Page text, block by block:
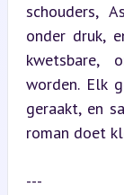
schouders,
onder druk,
kwetsbare,
worden. Elk
geraakt, en
roman doet
---